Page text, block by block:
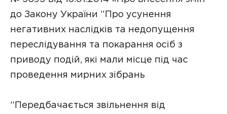
до Закону України “Про усунення
негативних наслідків та недопущення
переслідування та покарання осіб з
приводу подій, які мали місце під час
проведення мирних зібрань
“Передбачається звільнення від